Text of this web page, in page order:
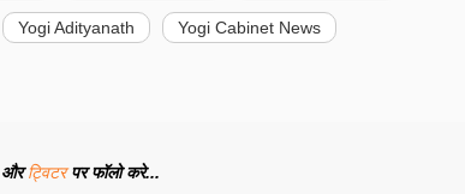
Yogi Adityanath Yogi Cabinet News
औरट्विटरपर फॉलो करे...